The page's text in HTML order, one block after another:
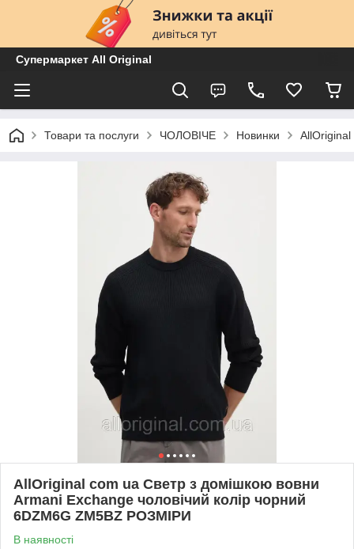
Супермаркет All Original
Товари та послуги ЧОЛОВІЧЕ Новинки AllOriginal
AllOriginal com ua Светр з домішкою вовни
Armani Exchange чоловічий колір чорний
6DZM6G ZM5BZ РОЗМІРИ
В наявності